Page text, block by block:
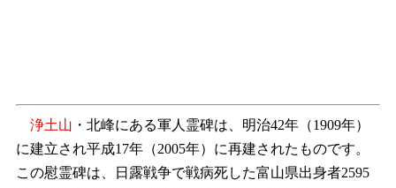
浄土山 ・北峰にある軍人霊碑は、明治42年（1909年）
に建立され平成17年（2005年）に再建されたものです。
この慰霊碑は、日露戦争で戦病死した富山県出身者2595